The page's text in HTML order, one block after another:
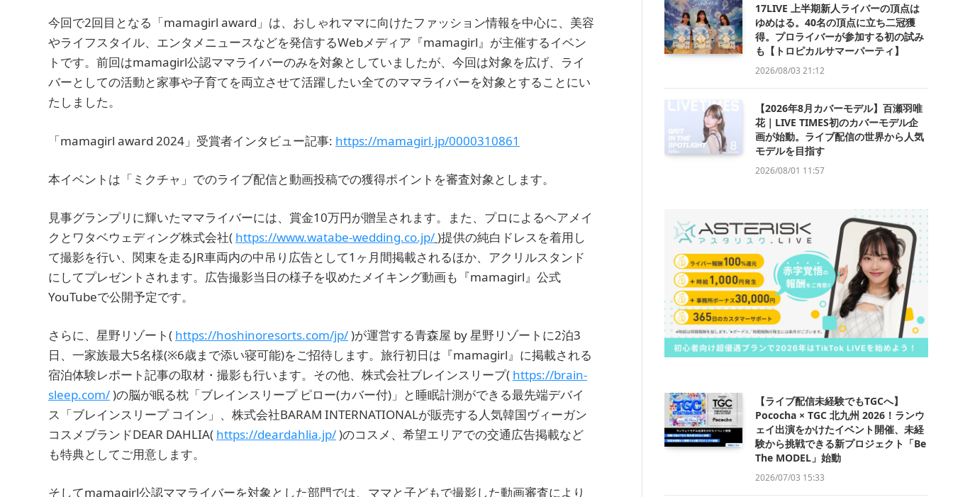
今回で2回目となる「mamagirl award」は、おしゃれママに向けたファッション情報を中心に、美容
やライフスタイル、エンタメニュースなどを発信するWebメディア『mamagirl』が主催するイベン
トです。前回はmamagirl公認ママライバーのみを対象としていましたが、今回は対象を広げ、ライ
バーとしての活動と家事や子育てを両立させて活躍したい全てのママライバーを対象とすることにい
たしました。
「mamagirl award 2024」受賞者インタビュー記事: https://mamagirl.jp/0000310861
本イベントは「ミクチャ」でのライブ配信と動画投稿での獲得ポイントを審査対象とします。
見事グランプリに輝いたママライバーには、賞金10万円が贈呈されます。また、プロによるヘアメイ
クとワタベウェディング株式会社( https://www.watabe-wedding.co.jp/)提供の純白ドレスを着用し
て撮影を行い、関東を走るJR車両内の中吊り広告として1ヶ月間掲載されるほか、アクリルスタンド
にしてプレゼントされます。広告撮影当日の様子を収めたメイキング動画も『mamagirl』公式
YouTubeで公開予定です。
さらに、星野リゾート( https://hoshinoresorts.com/jp/)が運営する青森屋 by 星野リゾートに2泊3
日、一家族最大5名様(※6歳まで添い寝可能)をご招待します。旅行初日は『mamagirl』に掲載される
宿泊体験レポート記事の取材・撮影も行います。その他、株式会社ブレインスリープ( https://brain-
sleep.com/)の脳が眠る枕「ブレインスリープ ピロー(カバー付)」と睡眠計測ができる最先端デバイ
ス「ブレインスリープ コイン」、株式会社BARAM INTERNATIONALが販売する人気韓国ヴィーガン
コスメブランドDEAR DAHLIA( https://deardahlia.jp/)のコスメ、希望エリアでの交通広告掲載など
も特典としてご用意します。
そしてmamagirl公認ママライバーを対象とした部門では、ママと子どもで撮影した動画審査により
17LIVE 上半期新人ライバーの頂点は
ゆめはる。40名の頂点に立ち二冠獲
得。プロライバーが参加する初の試み
も【トロピカルサマーパーティ】
2026/08/03 21:12
【2026年8月カバーモデル】百瀬羽唯
花｜LIVE TIMES初のカバーモデル企
画が始動。ライブ配信の世界から人気
モデルを目指す
2026/08/01 11:57
【ライブ配信未経験でもTGCへ】
Pococha × TGC 北九州 2026！ランウ
ェイ出演をかけたイベント開催、未経
験から挑戦できる新プロジェクト「Be
The MODEL」始動
2026/07/03 15:33